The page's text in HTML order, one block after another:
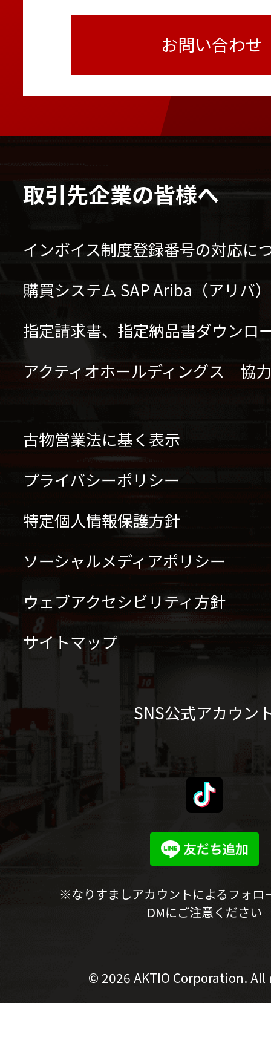
お問い合わせ
取引先企業の皆様へ
インボイス制度登録番号の対応に
購買システム SAP Ariba（アリバ
指定請求書、指定納品書ダウンロ
アクティオホールディングス 協
古物営業法に基く表示
プライバシーポリシー
特定個人情報保護方針
ソーシャルメディアポリシー
ウェブアクセシビリティ方針
サイトマップ
SNS公式アカウン
※なりすましアカウントによるフォロ
DMにご注意ください
© 2026 AKTIO Corporation.